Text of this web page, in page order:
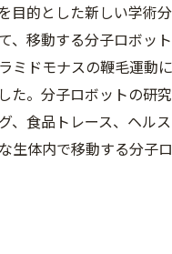
的とした新しい学術
、移動する分子ロボッ
ミドモナスの鞭毛運動
た。分子ロボットの研
食品トレース、ヘルス
生体内で移動する分子